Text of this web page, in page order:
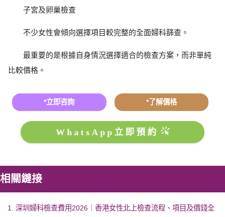
子宮及卵巢檢查
不少女性會傾向選擇項目較完整的全面婦科篩查。
最重要的是根據自身情況選擇適合的檢查方案，而非單純
比較價格。
*立即咨詢 *了解價格
WhatsApp立即預約
相關鏈接
1. 深圳婦科檢查費用2026｜香港女性北上檢查流程、項目及價錢全